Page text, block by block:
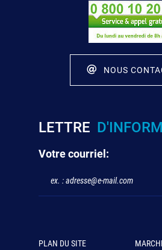
NOUS
LETTRE
Votre courriel:
PLAN DU SITE